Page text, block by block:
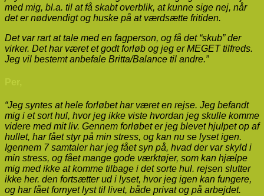
med mig, bl.a. til at få skabt overblik, at kunne sige nej, når
det er nødvendigt og huske på at værdsætte fritiden.
Det var rart at tale med en fagperson, og få det “skub” der
virker. Det har været et godt forløb og jeg er MEGET tilfreds.
Jeg vil bestemt anbefale Britta/Balance til andre.”
“Jeg syntes at hele forløbet har været en rejse. Jeg befandt
mig i et sort hul, hvor jeg ikke viste hvordan jeg skulle komme
videre med mit liv. Gennem forløbet er jeg blevet hjulpet op af
hullet, har fået styr på min stress, og kan nu se lyset igen.
Igennem 7 samtaler har jeg fået syn på, hvad der var skyld i
min stress, og fået mange gode værktøjer, som kan hjælpe
mig med ikke at komme tilbage i det sorte hul. rejsen slutter
ikke her. den fortsætter ud i lyset, hvor jeg igen kan fungere,
og har fået fornyet lyst til livet, både privat og på arbejdet.